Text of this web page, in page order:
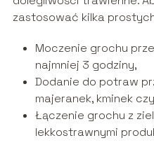
zastosować kilka
Moczenie grochu
najmniej 3 godziny,
Dodanie do potraw
majeranek, kminek
Łączenie grochu z
lekkostrawnymi